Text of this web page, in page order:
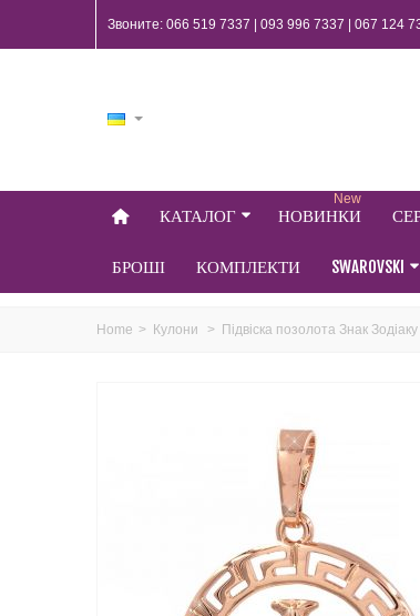
Звоните: 066 519 7337 | 093 996 7337 | 067 124
КАТАЛОГ НОВИНКИ
New
БРОШІ КОМПЛЕКТИ SWAROVSKI
Home > Кулони > Підвіска позолота Знак